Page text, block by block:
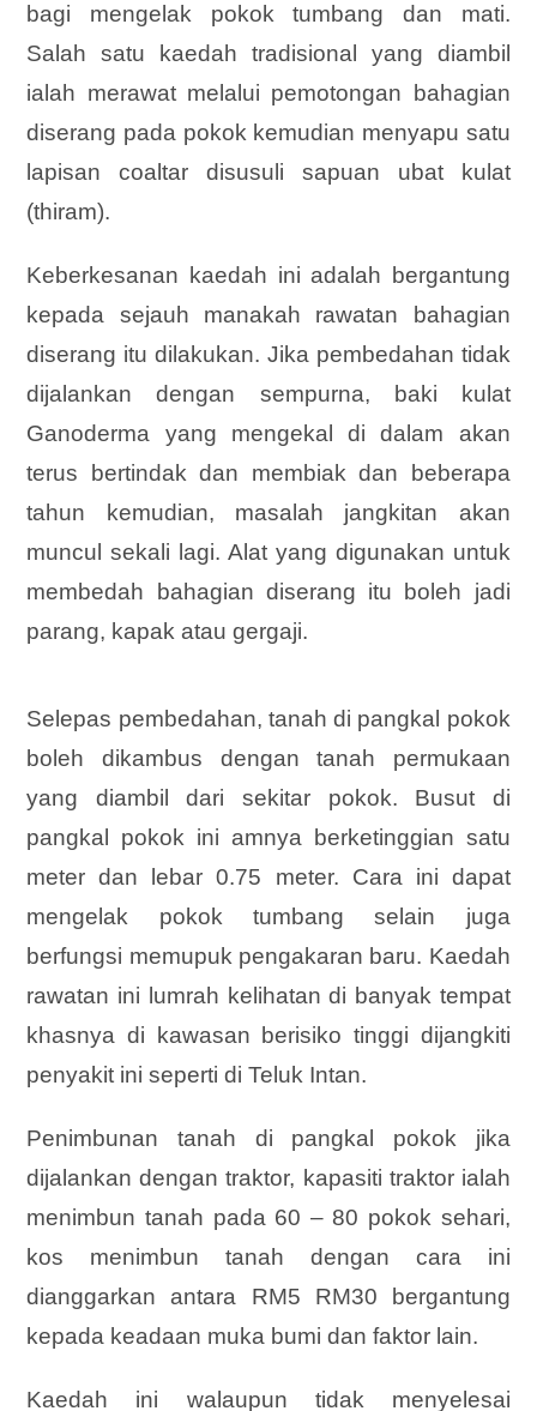
bagi mengelak pokok tumbang dan mati.
Salah satu kaedah tradisional yang diambil
ialah merawat melalui pemotongan bahagian
diserang pada pokok kemudian menyapu satu
lapisan coaltar disusuli sapuan ubat kulat
(thiram).
Keberkesanan kaedah ini adalah bergantung
kepada sejauh manakah rawatan bahagian
diserang itu dilakukan. Jika pembedahan tidak
dijalankan dengan sempurna, baki kulat
Ganoderma yang mengekal di dalam akan
terus bertindak dan membiak dan beberapa
tahun kemudian, masalah jangkitan akan
muncul sekali lagi. Alat yang digunakan untuk
membedah bahagian diserang itu boleh jadi
parang, kapak atau gergaji.
Selepas pembedahan, tanah di pangkal pokok
boleh dikambus dengan tanah permukaan
yang diambil dari sekitar pokok. Busut di
pangkal pokok ini amnya berketinggian satu
meter dan lebar 0.75 meter. Cara ini dapat
mengelak pokok tumbang selain juga
berfungsi memupuk pengakaran baru. Kaedah
rawatan ini lumrah kelihatan di banyak tempat
khasnya di kawasan berisiko tinggi dijangkiti
penyakit ini seperti di Teluk Intan.
Penimbunan tanah di pangkal pokok jika
dijalankan dengan traktor, kapasiti traktor ialah
menimbun tanah pada 60 – 80 pokok sehari,
kos menimbun tanah dengan cara ini
dianggarkan antara RM5 RM30 bergantung
kepada keadaan muka bumi dan faktor lain.
Kaedah ini walaupun tidak menyelesai